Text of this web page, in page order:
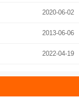
2020-06-02
2013-06-06
2022-04-19